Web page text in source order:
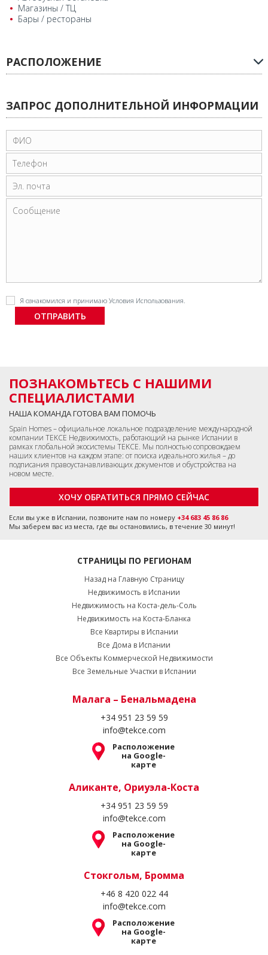
Магазины / ТЦ
Бары / рестораны
РАСПОЛОЖЕНИЕ
ЗАПРОС ДОПОЛНИТЕЛЬНОЙ ИНФОРМАЦИИ
Я ознакомился и принимаю Условия Использования.
ПОЗНАКОМЬТЕСЬ С НАШИМИ
СПЕЦИАЛИСТАМИ
НАША КОМАНДА ГОТОВА ВАМ ПОМОЧЬ
Spain Homes – официальное локальное подразделение международной
компании TEKCE Недвижимость, работающий на рынке Испании в
рамках глобальной экосистемы TEKCE. Мы полностью сопровождаем
наших клиентов на каждом этапе: от поиска идеального жилья – до
подписания правоустанавливающих документов и обустройства на
новом месте.
ХОЧУ ОБРАТИТЬСЯ ПРЯМО СЕЙЧАС
Если вы уже в Испании, позвоните нам по номеру +34 683 45 86 86
Мы заберем вас из места, где вы остановились, в течение 30 минут!
СТРАНИЦЫ ПО РЕГИОНАМ
Назад на Главную Страницу
Недвижимость в Испании
Недвижимость на Коста-дель-Соль
Недвижимость на Коста-Бланка
Все Квартиры в Испании
Все Дома в Испании
Все Объекты Коммерческой Недвижимости
Все Земельные Участки в Испании
Малага – Бенальмадена
+34 951 23 59 59
info@tekce.com
Расположение
на Google-
карте
Аликанте, Ориуэла-Коста
+34 951 23 59 59
info@tekce.com
Расположение
на Google-
карте
Стокгольм, Бромма
+46 8 420 022 44
info@tekce.com
Расположение
на Google-
карте